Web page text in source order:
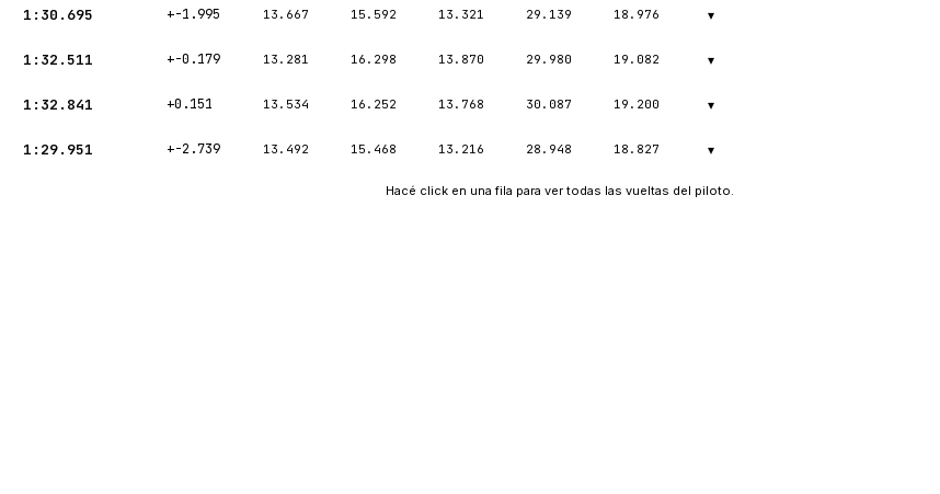
1:30.695 +-1.995 13.667 15.592 13.321 29.139 18.976 ▾
1:32.511 +-0.179 13.281 16.298 13.870 29.980 19.082 ▾
1:32.841 +0.151 13.534 16.252 13.768 30.087 19.200 ▾
1:29.951 +-2.739 13.492 15.468 13.216 28.948 18.827 ▾
Hacé click en una fila para ver todas las vueltas del piloto.